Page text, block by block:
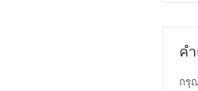
ค
กรุ